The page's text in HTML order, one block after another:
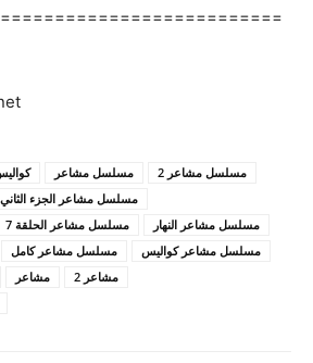
مسلسل مشاعر
مسلسل مشاعر 2
مسلسل مشاعر الجزء الثاني
مسلسل مشاعر الحلقة 7
مسلسل مشاعر النهار
مسلسل مشاعر كامل
مسلسل مشاعر كواليس
مشاعر
مشاعر 2